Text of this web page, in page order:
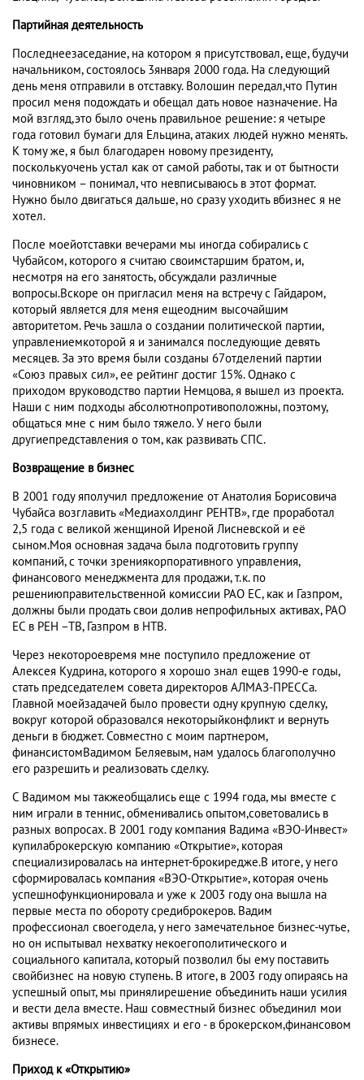
Партийная деятельность
Последнеезаседание, на котором я присутствовал, еще, будучи
начальником, состоялось 3января 2000 года. На следующий
день меня отправили в отставку. Волошин передал,что Путин
просил меня подождать и обещал дать новое назначение. На
мой взгляд,это было очень правильное решение: я четыре
года готовил бумаги для Ельцина, атаких людей нужно менять.
К тому же, я был благодарен новому президенту,
посколькуочень устал как от самой работы, так и от бытности
чиновником – понимал, что невписываюсь в этот формат.
Нужно было двигаться дальше, но сразу уходить вбизнес я не
хотел.
После моейотставки вечерами мы иногда собирались с
Чубайсом, которого я считаю своимстаршим братом, и,
несмотря на его занятость, обсуждали различные
вопросы.Вскоре он пригласил меня на встречу с Гайдаром,
который является для меня ещеодним высочайшим
авторитетом. Речь зашла о создании политической партии,
управлениемкоторой я и занимался последующие девять
месяцев. За это время были созданы 67отделений партии
«Союз правых сил», ее рейтинг достиг 15%. Однако с
приходом вруководство партии Немцова, я вышел из проекта.
Наши с ним подходы абсолютнопротивоположны, поэтому,
общаться мне с ним было тяжело. У него были
другиепредставления о том, как развивать СПС.
Возвращение в бизнес
В 2001 году яполучил предложение от Анатолия Борисовича
Чубайса возглавить «Медиахолдинг РЕНТВ», где проработал
2,5 года с великой женщиной Иреной Лисневской и её
сыном.Моя основная задача была подготовить группу
компаний, с точки зрениякорпоративного управления,
финансового менеджмента для продажи, т.к. по
решениюправительственной комиссии РАО ЕС, как и Газпром,
должны были продать свои долив непрофильных активах, РАО
ЕС в РЕН –ТВ, Газпром в НТВ.
Через некотороевремя мне поступило предложение от
Алексея Кудрина, которого я хорошо знал ещев 1990-е годы,
стать председателем совета директоров АЛМАЗ-ПРЕССа.
Главной моейзадачей было провести одну крупную сделку,
вокруг которой образовался некоторыйконфликт и вернуть
деньги в бюджет. Совместно с моим партнером,
финансистомВадимом Беляевым, нам удалось благополучно
его разрешить и реализовать сделку.
С Вадимом мы такжеобщались еще с 1994 года, мы вместе с
ним играли в теннис, обменивались опытом,советовались в
разных вопросах. В 2001 году компания Вадима «ВЭО-Инвест»
купилаброкерскую компанию «Открытие», которая
специализировалась на интернет-брокиредже.В итоге, у него
сформировалась компания «ВЭО-Открытие», которая очень
успешнофункционировала и уже к 2003 году она вышла на
первые места по обороту средиброкеров. Вадим
профессионал своегодела, у него замечательное бизнес-чутье,
но он испытывал нехватку некоегополитического и
социального капитала, который позволил бы ему поставить
свойбизнес на новую ступень. В итоге, в 2003 году опираясь на
успешный опыт, мы принялирешение объединить наши усилия
и вести дела вместе. Наш совместный бизнес объединил мои
активы впрямых инвестициях и его - в брокерском,финансовом
бизнесе.
Приход к «Открытию»